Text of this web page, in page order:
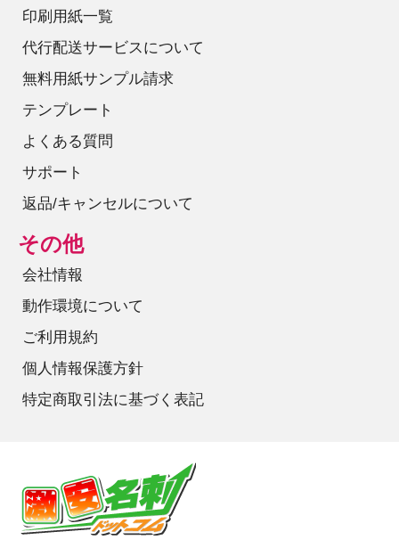
印刷用紙一覧
代行配送サービスについて
無料用紙サンプル請求
テンプレート
よくある質問
サポート
返品/キャンセルについて
その他
会社情報
動作環境について
ご利用規約
個人情報保護方針
特定商取引法に基づく表記